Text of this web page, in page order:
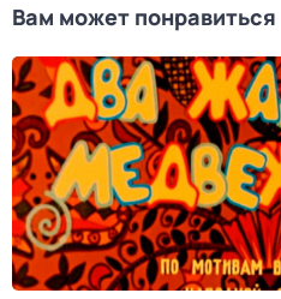
Вам может понравиться